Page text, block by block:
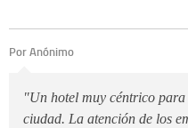
Por Anónimo
"Un hotel muy céntrico
ciudad. La atención de los